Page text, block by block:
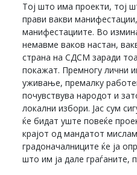
Тој што има проекти, тој
прави вакви
манифестациите. Во
немавме ваков настан,
страна на СДСМ заради
покажат. Премногу лични
уживање, премалку
почувствува народот и
локални избори. Јас сум
ќе бидат уште повеќе
крајот од мандатот
градоначалниците ќе ја
што им ја дале граѓаните,